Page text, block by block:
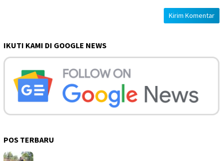
IKUTI KAMI DI GOOGLE NEWS
POS TERBARU